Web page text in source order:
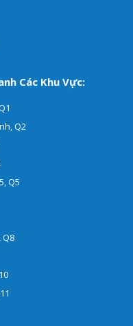
Các Khu Vực:
Q2
Q5
Q8